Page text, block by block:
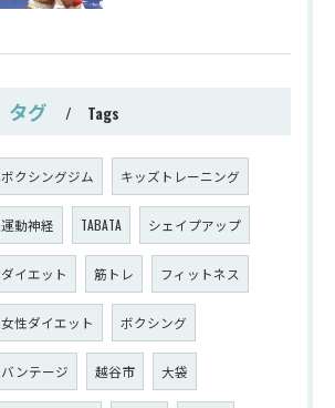
タグ Tags
ボクシングジム キッズトレーニング
運動神経 TABATA シェイプアップ
ダイエット 筋トレ フィットネス
女性ダイエット ボクシング
バンテージ 越谷市 大袋